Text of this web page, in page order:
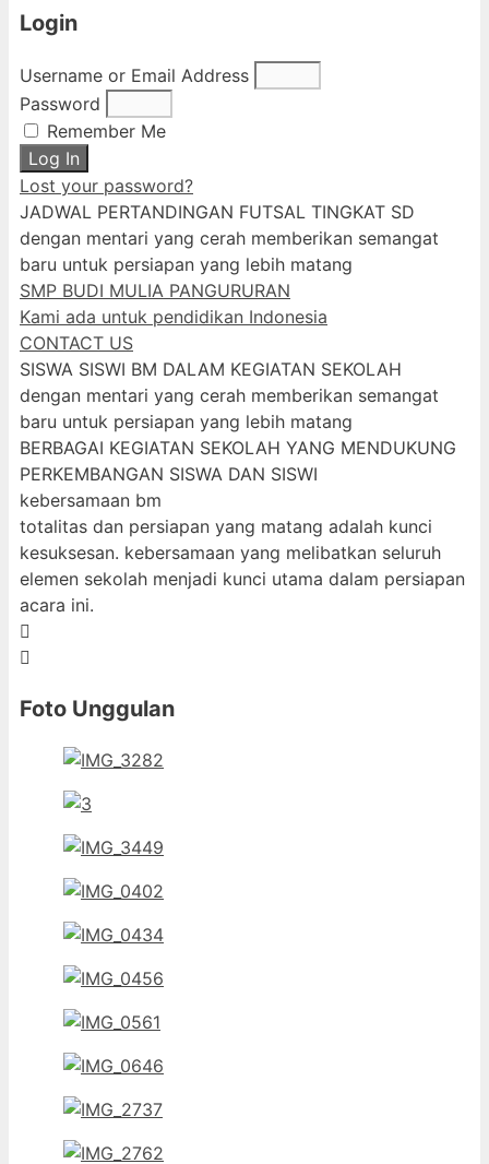
Login
Username or Email Address
Password
Remember Me
Log In
Lost your password?
JADWAL PERTANDINGAN FUTSAL TINGKAT SD
dengan mentari yang cerah memberikan semangat
baru untuk persiapan yang lebih matang
SMP BUDI MULIA PANGURURAN
Kami ada untuk pendidikan Indonesia
CONTACT US
SISWA SISWI BM DALAM KEGIATAN SEKOLAH
dengan mentari yang cerah memberikan semangat
baru untuk persiapan yang lebih matang
BERBAGAI KEGIATAN SEKOLAH YANG MENDUKUNG
PERKEMBANGAN SISWA DAN SISWI
kebersamaan bm
totalitas dan persiapan yang matang adalah kunci
kesuksesan. kebersamaan yang melibatkan seluruh
elemen sekolah menjadi kunci utama dalam persiapan
acara ini.
Foto Unggulan